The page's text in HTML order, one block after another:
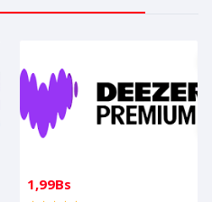
1,99Bs